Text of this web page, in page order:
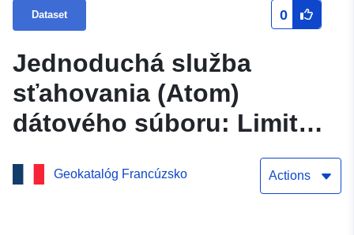
Dataset 0
Jednoduchá služba
sťahovania (Atom)
dátového súboru: Limit
solenia vôd Finistère
Geokatalóg Francúzsko Actions